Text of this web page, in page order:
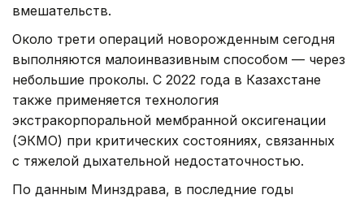
вмешательств.
Около трети операций новорожденным сегодня
выполняются малоинвазивным способом — через
небольшие проколы. С 2022 года в Казахстане
также применяется технология
экстракорпоральной мембранной оксигенации
(ЭКМО) при критических состояниях, связанных
с тяжелой дыхательной недостаточностью.
По данным Минздрава, в последние годы